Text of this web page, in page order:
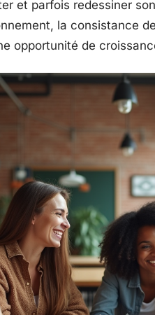
et parfois redessiner
la consistance de
opportunité de